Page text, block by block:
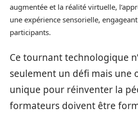
augmentée et la réalité virtuelle,
une expérience sensorielle,
participants.
Ce tournant technologique
seulement un défi mais une
unique pour réinventer la
formateurs doivent être